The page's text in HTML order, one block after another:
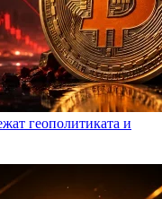
геополитиката и